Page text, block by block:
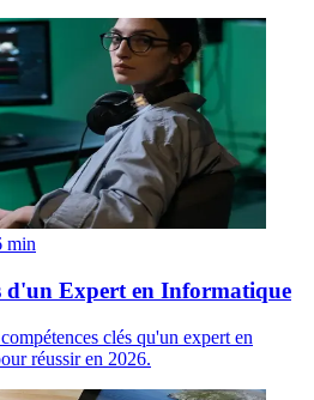
min
d'un Expert en Informatique
clés qu'un expert en
réussir en 2026.